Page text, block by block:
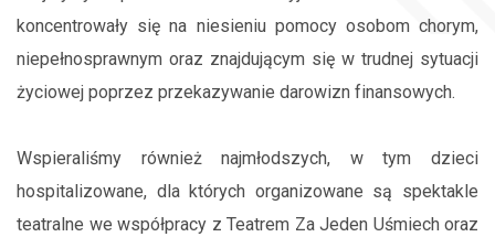
koncentrowały się na niesieniu pomocy osobom chorym,
niepełnosprawnym oraz znajdującym się w trudnej sytuacji
życiowej poprzez przekazywanie darowizn finansowych.
Wspieraliśmy również najmłodszych, w tym dzieci
hospitalizowane, dla których organizowane są spektakle
teatralne we współpracy z Teatrem Za Jeden Uśmiech oraz